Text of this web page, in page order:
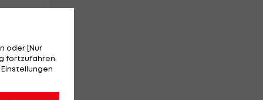
oder [Nur
fortzufahren.